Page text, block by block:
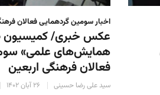
اخبار سومین گردهمایی فعالان
عکس خبری/ کمیسیون
همایش‌های علمی»
فعالان فرهنگی اربعین
سید علی رضا حسینی ۲۶ آبان ۱۴۰۲